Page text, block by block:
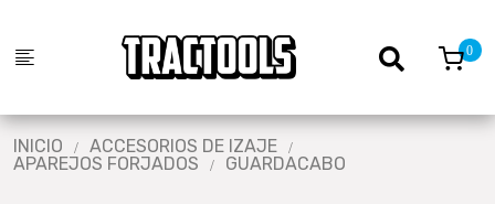
INICIO
ACCESORIOS DE IZAJE
APAREJOS FORJADOS
GUARDACABO